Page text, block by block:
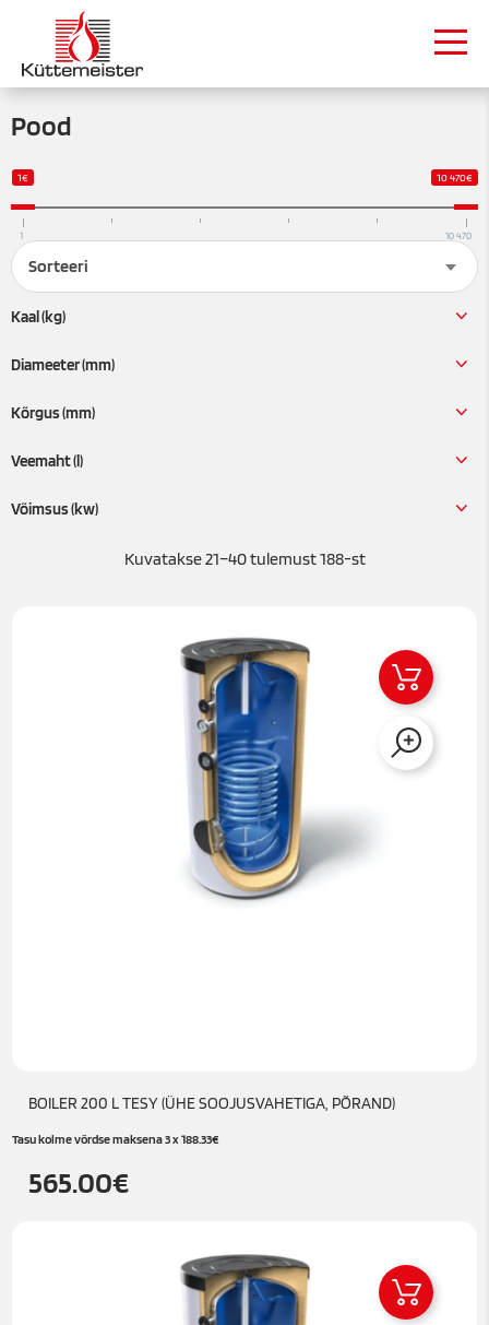
Pood
1€ 10 470€
1 10 470
Sorteeri
Kaal (kg)
Diameeter (mm)
Kõrgus (mm)
Veemaht (l)
Võimsus (kw)
Kuvatakse 21–40 tulemust 188-st
BOILER 200 L TESY (ÜHE SOOJUSVAHETIGA, PÕRAND)
565.00€
Tasu kolme võrdse maksena 3 x188.33€